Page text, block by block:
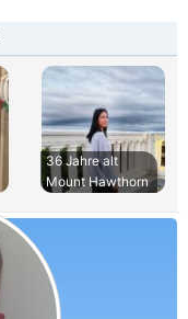
36 Jahre alt
Mount Hawthorn